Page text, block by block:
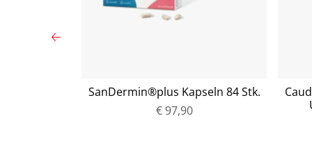
SanDermin®plus Kapseln 84 Stk.
€ 97,90